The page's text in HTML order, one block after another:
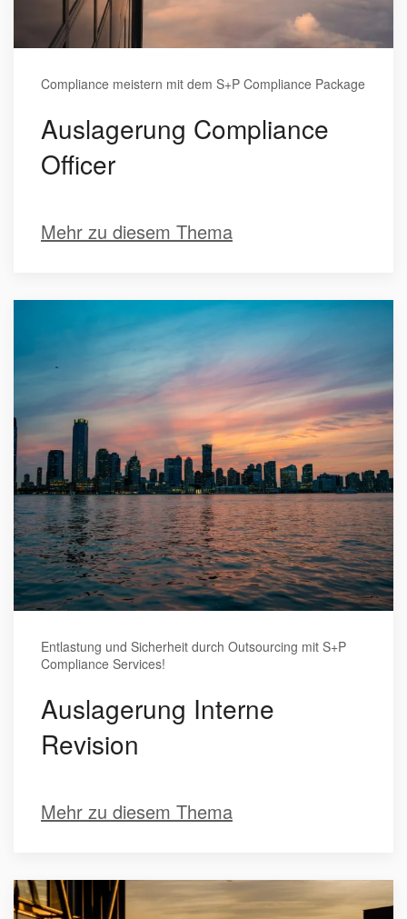
Compliance meistern mit dem S+P Compliance Package
Auslagerung Compliance
Officer
Mehr zu diesem Thema
Entlastung und Sicherheit durch Outsourcing mit S+P
Compliance Services!
Auslagerung Interne
Revision
Mehr zu diesem Thema